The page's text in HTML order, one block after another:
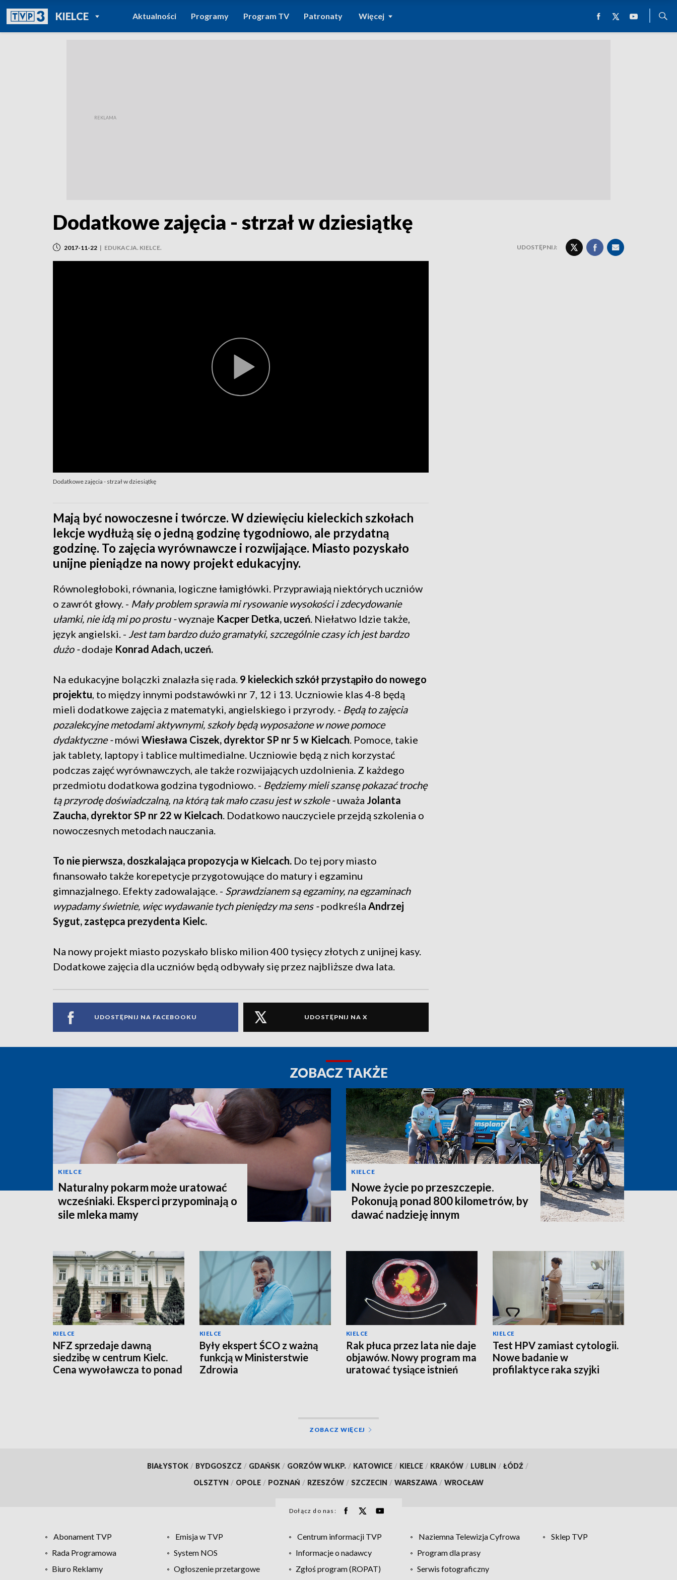
KIELCEPOWRÓT DO
TVP REGIONY
Aktualności Programy Program TV Patronaty Więcej
Dodatkowe zajęcia - strzał w dziesiątkę
2017-11-22 | EDUKACJA. KIELCE. UDOSTĘPNIJ:
Dodatkowe zajęcia - strzał w dziesiątkę
Mają być nowoczesne i twórcze. W dziewięciu kieleckich szkołach
lekcje wydłużą się o jedną godzinę tygodniowo, ale przydatną
godzinę. To zajęcia wyrównawcze i rozwijające. Miasto pozyskało
unijne pieniądze na nowy projekt edukacyjny.
Równoległoboki, równania, logiczne łamigłówki. Przyprawiają niektórych uczniów
o zawrót głowy. - Mały problem sprawia mi rysowanie wysokości i zdecydowanie
ułamki, nie idą mi po prostu -wyznaje Kacper Detka, uczeń . Niełatwo Idzie także,
język angielski. - Jest tam bardzo dużo gramatyki, szczególnie czasy ich jest bardzo
dużo -dodaje Konrad Adach, uczeń.
Na edukacyjne bolączki znalazła się rada. 9 kieleckich szkół przystąpiło do nowego
projektu , to między innymi podstawówki nr 7, 12 i 13. Uczniowie klas 4-8 będą
mieli dodatkowe zajęcia z matematyki, angielskiego i przyrody. - Będą to zajęcia
pozalekcyjne metodami aktywnymi, szkoły będą wyposażone w nowe pomoce
dydaktyczne -mówi Wiesława Ciszek, dyrektor SP nr 5 w Kielcach . Pomoce, takie
jak tablety, laptopy i tablice multimedialne. Uczniowie będą z nich korzystać
podczas zajęć wyrównawczych, ale także rozwijających uzdolnienia. Z każdego
przedmiotu dodatkowa godzina tygodniowo. - Będziemy mieli szansę pokazać trochę
tą przyrodę doświadczalną, na którą tak mało czasu jest w szkole -uważa Jolanta
Zaucha, dyrektor SP nr 22 w Kielcach . Dodatkowo nauczyciele przejdą szkolenia o
nowoczesnych metodach nauczania.
To nie pierwsza, doszkalająca propozycja w Kielcach. Do tej pory miasto
finansowało także korepetycje przygotowujące do matury i egzaminu
gimnazjalnego. Efekty zadowalające. - Sprawdzianem są egzaminy, na egzaminach
wypadamy świetnie, więc wydawanie tych pieniędzy ma sens -podkreśla Andrzej
Sygut, zastępca prezydenta Kielc.
Na nowy projekt miasto pozyskało blisko milion 400 tysięcy złotych z unijnej kasy.
Dodatkowe zajęcia dla uczniów będą odbywały się przez najbliższe dwa lata.
UDOSTĘPNIJ NA FACEBOOKU UDOSTĘPNIJ NA X
ZOBACZ TAKŻE
KIELCE
Naturalny pokarm może uratować
wcześniaki. Eksperci przypominają o
sile mleka mamy
KIELCE
Nowe życie po przeszczepie.
Pokonują ponad 800 kilometrów, by
dawać nadzieję innym
KIELCE
NFZ sprzedaje dawną
siedzibę w centrum Kielc.
Cena wywoławcza to ponad
KIELCE
Były ekspert ŚCO z ważną
funkcją w Ministerstwie
Zdrowia
KIELCE
Rak płuca przez lata nie daje
objawów. Nowy program ma
uratować tysiące istnień
KIELCE
Test HPV zamiast cytologii.
Nowe badanie w
profilaktyce raka szyjki
ZOBACZ WIĘCEJ
BIAŁYSTOK / BYDGOSZCZ / GDAŃSK / GORZÓW WLKP. / KATOWICE / KIELCE / KRAKÓW / LUBLIN / ŁÓDŹ /
OLSZTYN / OPOLE / POZNAŃ / RZESZÓW / SZCZECIN / WARSZAWA / WROCŁAW
Dołącz do nas:
Abonament TVP Emisja w TVP Centrum informacji TVP Naziemna Telewizja Cyfrowa
Sklep TVP
Rada Programowa
System NOS Informacje o nadawcy
Program dla prasy
Biuro Reklamy
Ogłoszenie przetargowe Zgłoś program (ROPAT)
Serwis fotograficzny